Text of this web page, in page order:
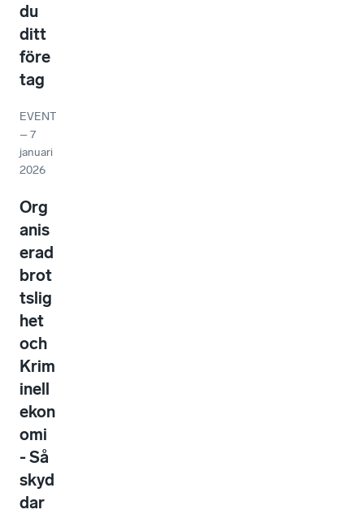
du
ditt
före
tag
EVENT
–7
januari
2026
Org
anis
erad
brot
tslig
het
och
Krim
inell
ekon
omi
- Så
skyd
dar